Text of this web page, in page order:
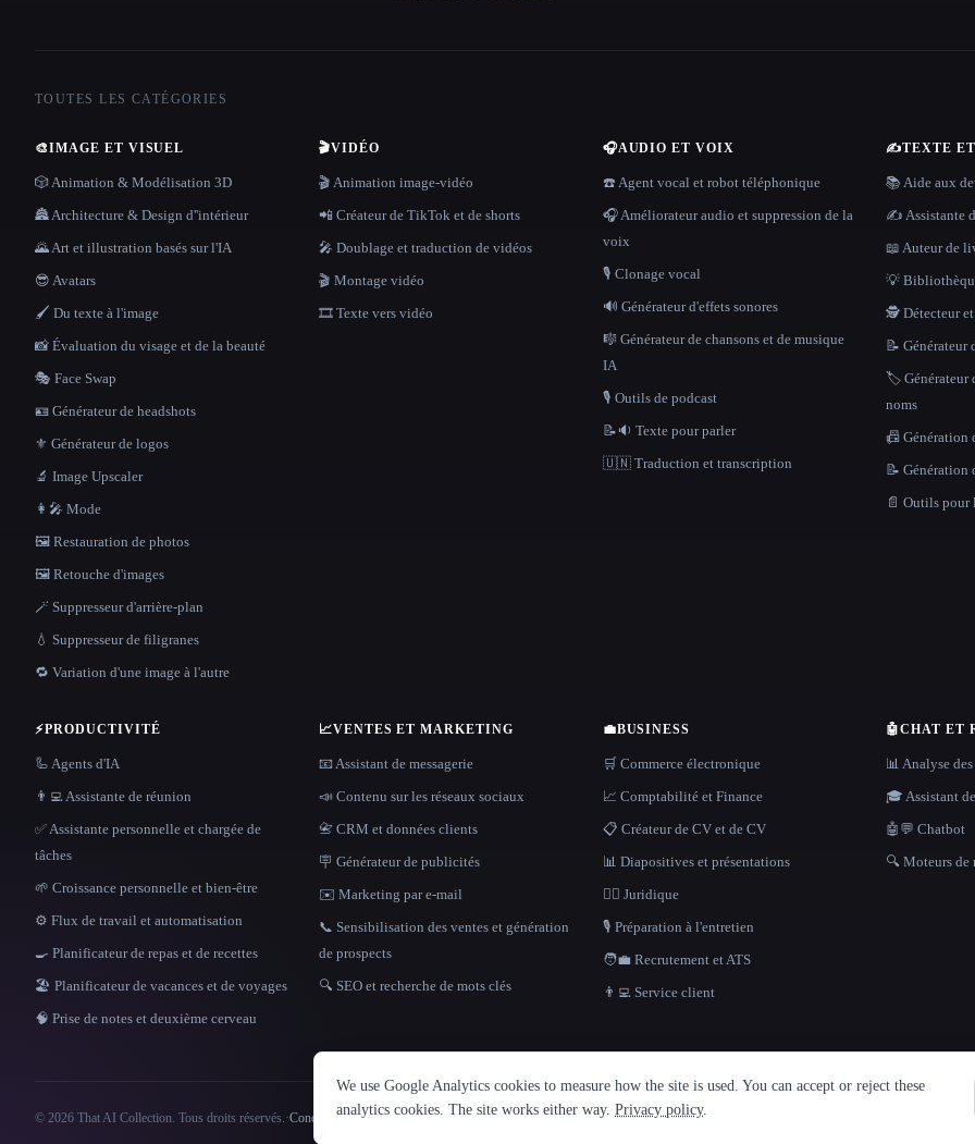
TOUTES LES CATÉGORIES
🎨IMAGE ET VISUEL
🎲 Animation & Modélisation 3D
🏯 Architecture & Design d''intérieur
🌄 Art et illustration basés sur l'IA
😎 Avatars
🖌️ Du texte à l'image
📸 Évaluation du visage et de la beauté
🎭 Face Swap
🪪 Générateur de headshots
⚜️ Générateur de logos
🔬 Image Upscaler
👩‍🎤 Mode
🖼️ Restauration de photos
🖼️ Retouche d'images
🪄 Suppresseur d'arrière-plan
💧 Suppresseur de filigranes
🔁 Variation d'une image à l'autre
🎬VIDÉO
🎬 Animation image-vidéo
📲 Créateur de TikTok et de shorts
🎤 Doublage et traduction de vidéos
🎬 Montage vidéo
🎞️ Texte vers vidéo
🎧AUDIO ET VOIX
☎️ Agent vocal et robot téléphonique
🎧 Améliorateur audio et suppression de la
voix
🎙️ Clonage vocal
🔊 Générateur d'effets sonores
🎼 Générateur de chansons et de musique
IA
🎙️ Outils de podcast
📝🔉 Texte pour parler
🇺🇳 Traduction et transcription
✍️TEXTE
📚 Aide aux
✍️ Assistante
📖 Auteur de
💡
🕵️ Détecteur
📝 Générateur
🏷️ Générateur
noms
📠 Génération
📝 Génération
📄 Outils pour
⚡PRODUCTIVITÉ
🦾 Agents d'IA
👨‍💻 Assistante de réunion
✅ Assistante personnelle et chargée de
tâches
🌱 Croissance personnelle et bien-être
⚙️ Flux de travail et automatisation
🍳 Planificateur de repas et de recettes
🏖 Planificateur de vacances et de voyages
🧠 Prise de notes et deuxième cerveau
📈VENTES ET MARKETING
📧 Assistant de messagerie
📣 Contenu sur les réseaux sociaux
📇 CRM et données clients
🪧 Générateur de publicités
✉️ Marketing par e-mail
📞 Sensibilisation des ventes et génération
de prospects
🔍 SEO et recherche de mots clés
💼BUSINESS
🛒 Commerce électronique
📈 Comptabilité et Finance
📋 Créateur de CV et de CV
📊 Diapositives et présentations
👩‍⚖️ Juridique
🎙️ Préparation à l'entretien
🧑‍💼 Recrutement et ATS
👨‍💻 Service client
🤖CHAT ET
📊 Analyse
🎓 Assistant
🤖💬 Chatbot
🔍 Moteurs de
© 2026 That AI Collection. Tous droits réservés.·Conditions de service·politique de confidentialité · Built with Metatron ★
We use Google Analytics cookies to measure how the site is used. You can accept or reject these
analytics cookies. The site works either way. Privacy policy.